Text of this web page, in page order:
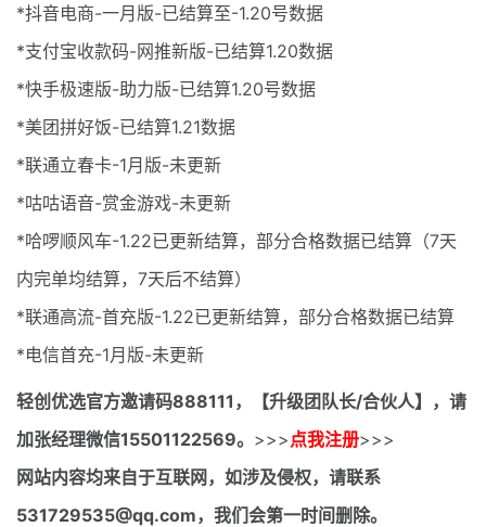
*抖音电商-一月版-已结算至-1.20号数据
*支付宝收款码-网推新版-已结算1.20数据
*快手极速版-助力版-已结算1.20号数据
*美团拼好饭-已结算1.21数据
*联通立春卡-1月版-未更新
*咕咕语音-赏金游戏-未更新
*哈啰顺风车-1.22已更新结算，部分合格数据已结算（7天
内完单均结算，7天后不结算）
*联通高流-首充版-1.22已更新结算，部分合格数据已结算
*电信首充-1月版-未更新
轻创优选官方邀请码888111，【升级团队长/合伙人】，请
加张经理微信15501122569。 >>> 点我注册>>>
网站内容均来自于互联网，如涉及侵权，请联系
531729535@qq.com，我们会第一时间删除。